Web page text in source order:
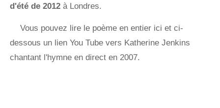
d'été de 2012 à Londres.
Vous pouvez lire le poème en entier ici et ci-
dessous un lien You Tube vers Katherine Jenkins
chantant l'hymne en direct en 2007.